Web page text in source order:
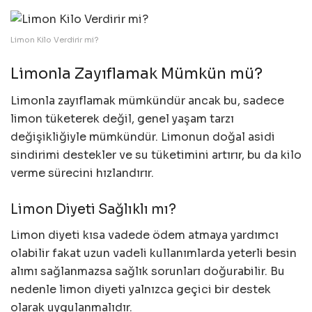
Limon Kilo Verdirir mi?
Limonla Zayıflamak Mümkün mü?
Limonla zayıflamak mümkündür ancak bu, sadece
limon tüketerek değil, genel yaşam tarzı
değişikliğiyle mümkündür. Limonun doğal asidi
sindirimi destekler ve su tüketimini artırır, bu da kilo
verme sürecini hızlandırır.
Limon Diyeti Sağlıklı mı?
Limon diyeti kısa vadede ödem atmaya yardımcı
olabilir fakat uzun vadeli kullanımlarda yeterli besin
alımı sağlanmazsa sağlık sorunları doğurabilir. Bu
nedenle limon diyeti yalnızca geçici bir destek
olarak uygulanmalıdır.